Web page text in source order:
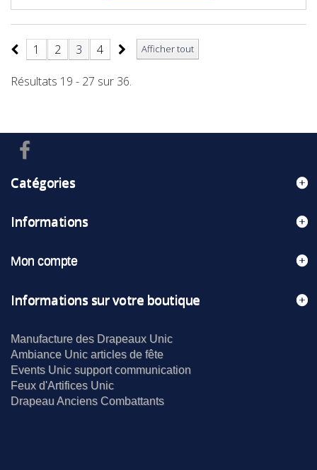
Afficher tout
1 2 3 4
Résultats 19 - 27 sur 36.
Catégories
Informations
Mon compte
Informations sur votre boutique
Manufacture des Drapeaux Unic
Ambiance Unic articles de fête
Events Unic support communication
Feux d'Artifices Unic
Drapeau Anciens Combattants